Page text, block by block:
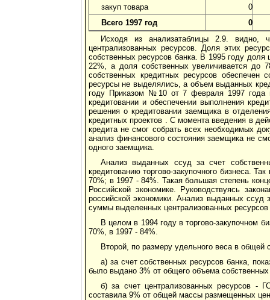
закуп товара
0
Всего 1997 год
0
Исходя из анализатаблицы 2.9. видно,
централизованных ресурсов. Доля этих
собственных ресурсов банка. В 1995 году
22%, а доля собственных увеличивается до
собственных кредитных ресурсов обеспечен
ресурсы не выделялись, а объем выданных
году Приказом №10 от 7 февраля 1997 года
кредитовании и обеспечении выполнения
решения о кредитовании заемщика в
кредитных проектов . С момента введения в
кредита не смог собрать всех необходимых
анализ финансового состояния заемщика не
одного заемщика.
Анализ выданных ссуд за счет
кредитованию торгово-закупочного бизнеса.
70%; в 1997 - 84%. Такая большая степень
Российской экономике. Руководствуясь
российской экономики. Анализ выданных ссуд
суммы выделенных централизованных
В целом в 1994 году в торгово-закупочном
70%, в 1997 - 84%.
Второй, по размеру удельного веса в
а) за счет собственных ресурсов банка,
было выдано 3% от общего объема
б) за счет централизованных ресурсов -
составила 9% от общей массы размещенных